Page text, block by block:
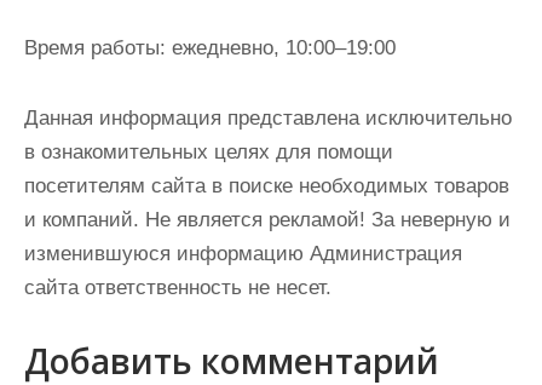
Время работы: ежедневно, 10:00–19:00
Данная информация представлена исключительно
в ознакомительных целях для помощи
посетителям сайта в поиске необходимых товаров
и компаний. Не является рекламой! За неверную и
изменившуюся информацию Администрация
сайта ответственность не несет.
Добавить комментарий